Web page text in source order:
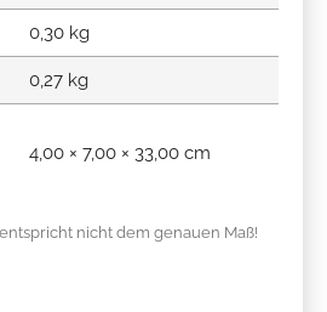
0,30 kg
0,27 kg
4,00 × 7,00 × 33,00 cm
nicht dem genauen Maß!